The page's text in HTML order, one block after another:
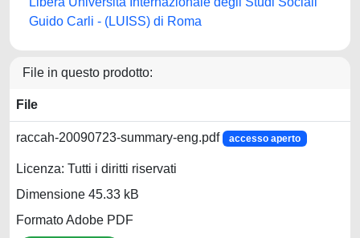
Guido Carli - (LUISS) di Roma
File in questo prodotto:
File
raccah-20090723-summary-eng.pdf accesso aperto
Licenza: Tutti i diritti riservati
Dimensione 45.33 kB
Formato Adobe PDF